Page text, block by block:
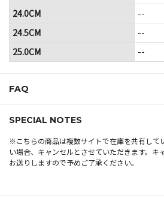
FAQ
SPECIAL NOTES
※こちらの商品は複数サイトで在庫を共有して
い場合、キャンセルとさせていただきます。キ
お送りしますので予めご了承ください。
24.0CM
--
24.5CM
--
25.0CM
--